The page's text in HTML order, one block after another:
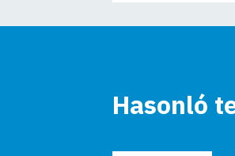
Hasonló